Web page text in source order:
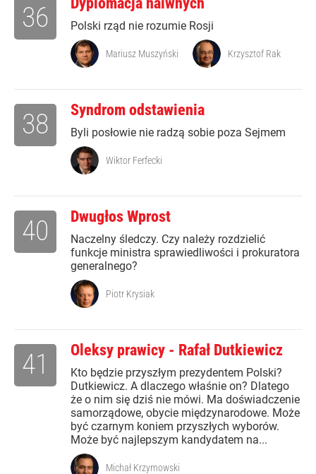
Polski rząd nie rozumie Rosji
36
Mariusz Muszyński Krzysztof Rak
Syndrom odstawienia
Byli posłowie nie radzą sobie poza Sejmem
38
Wiktor Ferfecki
Dwugłos Wprost
Naczelny śledczy. Czy należy rozdzielić
funkcje ministra sprawiedliwości i prokuratora
generalnego?
40
Piotr Krysiak
Oleksy prawicy - Rafał Dutkiewicz
Kto będzie przyszłym prezydentem Polski?
Dutkiewicz. A dlaczego właśnie on? Dlatego
że o nim się dziś nie mówi. Ma doświadczenie
samorządowe, obycie międzynarodowe. Może
być czarnym koniem przyszłych wyborów.
Może być najlepszym kandydatem na...
41
Michał Krzymowski